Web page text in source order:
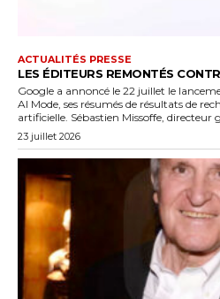
ACTUALITÉS PRESSE
LES ÉDITEURS REMONTÉS
Google a annoncé le 22 juillet le
AI Mode, ses résumés de résultats de
artificielle. Sébastien Missoffe, directeur
23 juillet 2026